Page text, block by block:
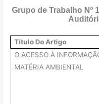
Grupo de Trabalho Nº
Título Do Artigo
O ACESSO À
MATÉRIA AMBIENTAL